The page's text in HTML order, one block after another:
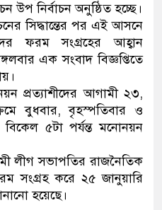
থানা পুলিশ
উপ নির্বাচন অনুষ্ঠিত হচ্ছে।
সিদ্ধান্তের পর এই আসনে
ফরম সংগ্রহের আহ্বান
এক সংবাদ বিজ্ঞপ্তিতে
প্রত্যাশীদের আগামী ২৩,
বুধবার, বৃহস্পতিবার ও
৫টা পর্যন্ত মনোনয়ন
লীগ সভাপতির রাজনৈতিক
সংগ্রহ করে ২৫ জানুয়ারি
হয়েছে।